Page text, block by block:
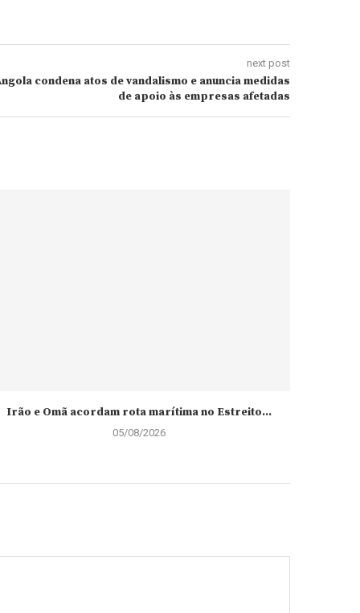
next post
condena atos de vandalismo e anuncia medidas
de apoio às empresas afetadas
Irão e Omã acordam rota marítima no Estreito...
05/08/2026